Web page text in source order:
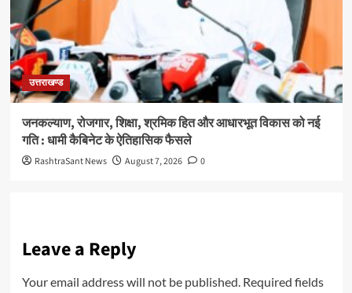
उत्तराखण्ड
जनकल्याण, रोजगार, शिक्षा, श्रमिक हित और आधारभूत विकास को नई
गति : धामी कैबिनेट के ऐतिहासिक फैसले
RashtraSant News August 7, 2026 0
Leave a Reply
Your email address will not be published. Required fields